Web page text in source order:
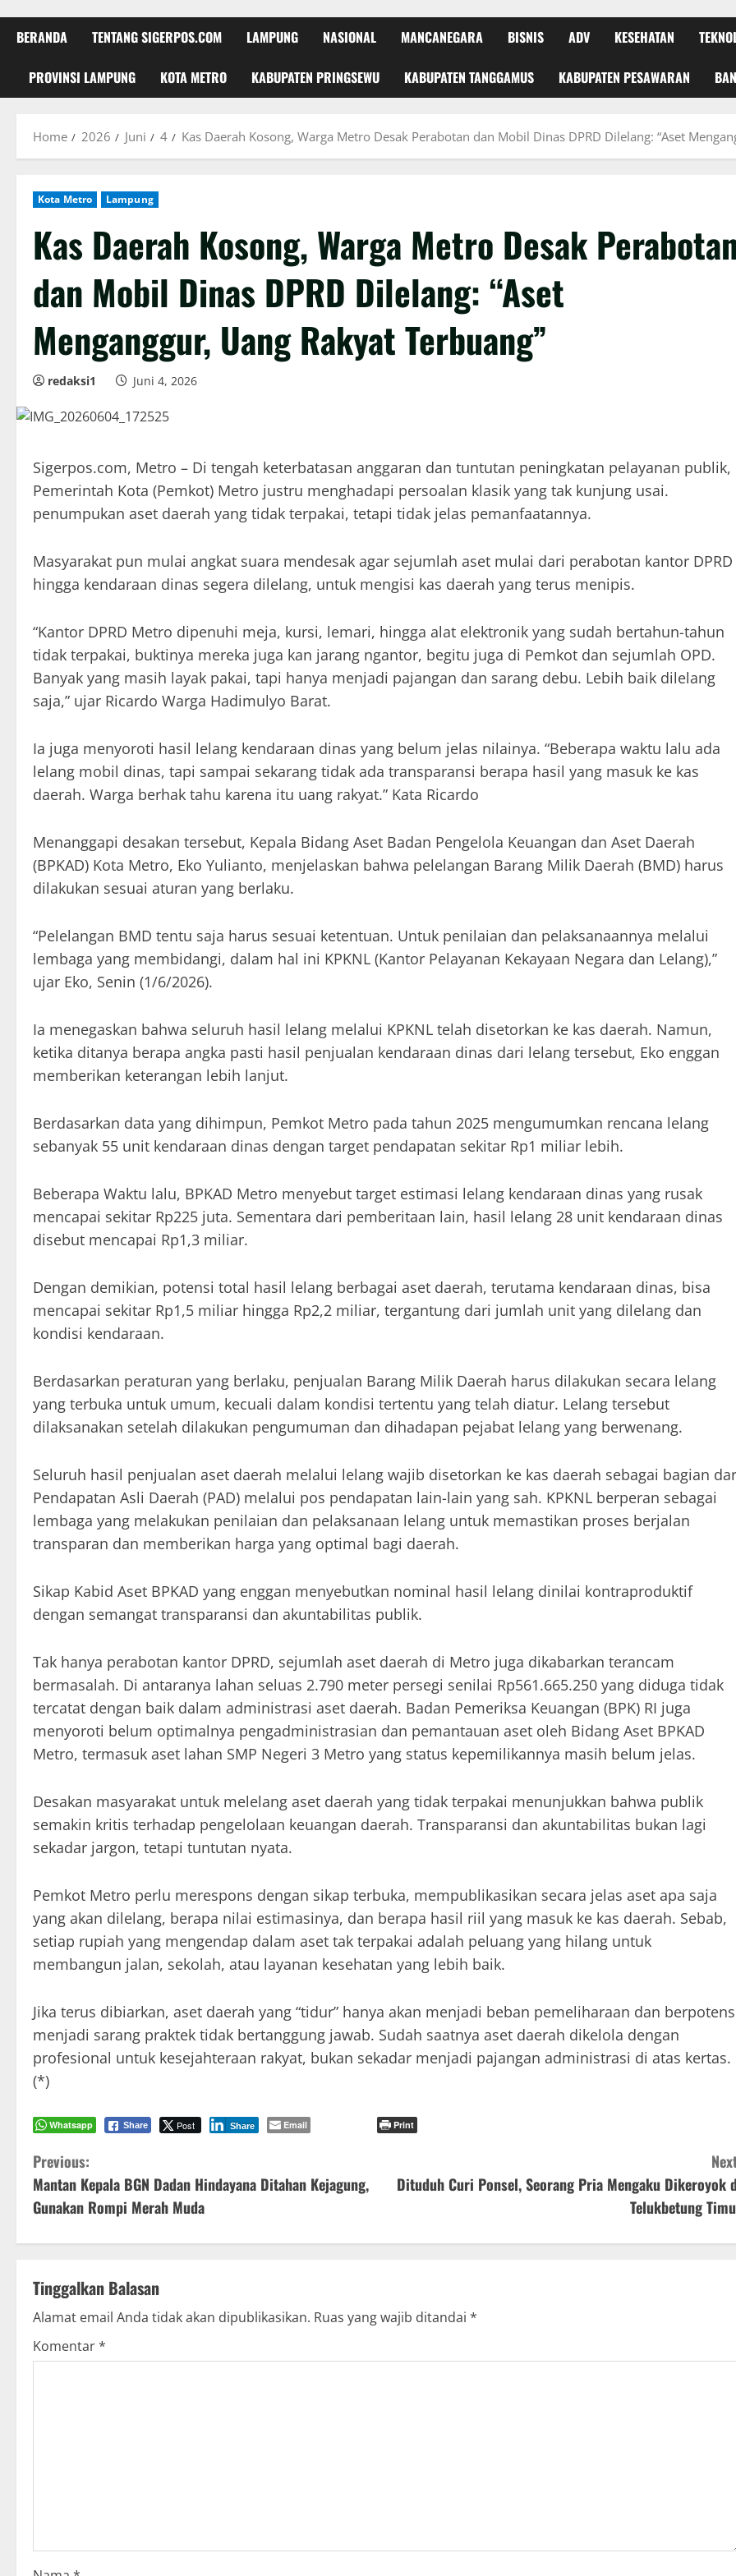
BERANDA TENTANG SIGERPOS.COM LAMPUNG NASIONAL MANCANEGARA BISNIS ADV KESEHATAN
PROVINSI LAMPUNG KOTA METRO KABUPATEN PRINGSEWU KABUPATEN TANGGAMUS KABUPATEN PESAWARAN
Home 2026 Juni 4 Kas Daerah Kosong, Warga Metro Desak Perabotan dan Mobil Dinas DPRD Dilelang: “Aset
Kota Metro Lampung
Kas Daerah Kosong, Warga Metro Desak
dan Mobil Dinas DPRD Dilelang: “Aset
Menganggur, Uang Rakyat Terbuang”
redaksi1 Juni 4, 2026
Sigerpos.com, Metro – Di tengah keterbatasan anggaran dan tuntutan peningkatan pelayanan publik,
Pemerintah Kota (Pemkot) Metro justru menghadapi persoalan klasik yang tak kunjung usai.
penumpukan aset daerah yang tidak terpakai, tetapi tidak jelas pemanfaatannya.
Masyarakat pun mulai angkat suara mendesak agar sejumlah aset mulai dari perabotan kantor DPRD
hingga kendaraan dinas segera dilelang, untuk mengisi kas daerah yang terus menipis.
“Kantor DPRD Metro dipenuhi meja, kursi, lemari, hingga alat elektronik yang sudah bertahun-tahun
tidak terpakai, buktinya mereka juga kan jarang ngantor, begitu juga di Pemkot dan sejumlah OPD.
Banyak yang masih layak pakai, tapi hanya menjadi pajangan dan sarang debu. Lebih baik dilelang
saja,” ujar Ricardo Warga Hadimulyo Barat.
Ia juga menyoroti hasil lelang kendaraan dinas yang belum jelas nilainya. “Beberapa waktu lalu ada
lelang mobil dinas, tapi sampai sekarang tidak ada transparansi berapa hasil yang masuk ke kas
daerah. Warga berhak tahu karena itu uang rakyat.” Kata Ricardo
Menanggapi desakan tersebut, Kepala Bidang Aset Badan Pengelola Keuangan dan Aset Daerah
(BPKAD) Kota Metro, Eko Yulianto, menjelaskan bahwa pelelangan Barang Milik Daerah (BMD) harus
dilakukan sesuai aturan yang berlaku.
“Pelelangan BMD tentu saja harus sesuai ketentuan. Untuk penilaian dan pelaksanaannya melalui
lembaga yang membidangi, dalam hal ini KPKNL (Kantor Pelayanan Kekayaan Negara dan Lelang),”
ujar Eko, Senin (1/6/2026).
Ia menegaskan bahwa seluruh hasil lelang melalui KPKNL telah disetorkan ke kas daerah. Namun,
ketika ditanya berapa angka pasti hasil penjualan kendaraan dinas dari lelang tersebut, Eko enggan
memberikan keterangan lebih lanjut.
Berdasarkan data yang dihimpun, Pemkot Metro pada tahun 2025 mengumumkan rencana lelang
sebanyak 55 unit kendaraan dinas dengan target pendapatan sekitar Rp1 miliar lebih.
Beberapa Waktu lalu, BPKAD Metro menyebut target estimasi lelang kendaraan dinas yang rusak
mencapai sekitar Rp225 juta. Sementara dari pemberitaan lain, hasil lelang 28 unit kendaraan dinas
disebut mencapai Rp1,3 miliar.
Dengan demikian, potensi total hasil lelang berbagai aset daerah, terutama kendaraan dinas, bisa
mencapai sekitar Rp1,5 miliar hingga Rp2,2 miliar, tergantung dari jumlah unit yang dilelang dan
kondisi kendaraan.
Berdasarkan peraturan yang berlaku, penjualan Barang Milik Daerah harus dilakukan secara lelang
yang terbuka untuk umum, kecuali dalam kondisi tertentu yang telah diatur. Lelang tersebut
dilaksanakan setelah dilakukan pengumuman dan dihadapan pejabat lelang yang berwenang.
Seluruh hasil penjualan aset daerah melalui lelang wajib disetorkan ke kas daerah sebagai bagian
Pendapatan Asli Daerah (PAD) melalui pos pendapatan lain-lain yang sah. KPKNL berperan sebagai
lembaga yang melakukan penilaian dan pelaksanaan lelang untuk memastikan proses berjalan
transparan dan memberikan harga yang optimal bagi daerah.
Sikap Kabid Aset BPKAD yang enggan menyebutkan nominal hasil lelang dinilai kontraproduktif
dengan semangat transparansi dan akuntabilitas publik.
Tak hanya perabotan kantor DPRD, sejumlah aset daerah di Metro juga dikabarkan terancam
bermasalah. Di antaranya lahan seluas 2.790 meter persegi senilai Rp561.665.250 yang diduga tidak
tercatat dengan baik dalam administrasi aset daerah. Badan Pemeriksa Keuangan (BPK) RI juga
menyoroti belum optimalnya pengadministrasian dan pemantauan aset oleh Bidang Aset BPKAD
Metro, termasuk aset lahan SMP Negeri 3 Metro yang status kepemilikannya masih belum jelas.
Desakan masyarakat untuk melelang aset daerah yang tidak terpakai menunjukkan bahwa publik
semakin kritis terhadap pengelolaan keuangan daerah. Transparansi dan akuntabilitas bukan lagi
sekadar jargon, tetapi tuntutan nyata.
Pemkot Metro perlu merespons dengan sikap terbuka, mempublikasikan secara jelas aset apa saja
yang akan dilelang, berapa nilai estimasinya, dan berapa hasil riil yang masuk ke kas daerah. Sebab,
setiap rupiah yang mengendap dalam aset tak terpakai adalah peluang yang hilang untuk
membangun jalan, sekolah, atau layanan kesehatan yang lebih baik.
Jika terus dibiarkan, aset daerah yang “tidur” hanya akan menjadi beban pemeliharaan dan
menjadi sarang praktek tidak bertanggung jawab. Sudah saatnya aset daerah dikelola dengan
profesional untuk kesejahteraan rakyat, bukan sekadar menjadi pajangan administrasi di atas kertas.
(*)
Whatsapp Share Post Share Email Print
C
o
n
i
n
u
d
Previous:
Mantan Kepala BGN Dadan Hindayana Ditahan Kejagung,
Gunakan Rompi Merah Muda
Dituduh Curi Ponsel, Seorang Pria Mengaku Dikeroyok
Telukbetung
Tinggalkan Balasan
Alamat email Anda tidak akan dipublikasikan. Ruas yang wajib ditandai *
Komentar*